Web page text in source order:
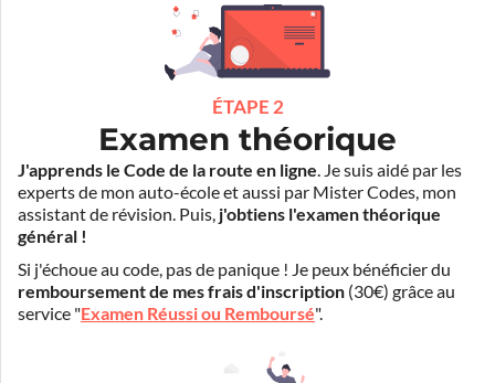
ÉTAPE 2
Examen théorique
J'apprends le Code de la route en ligne. Je suis aidé par les
experts de mon auto-école et aussi par Mister Codes, mon
assistant de révision. Puis, j'obtiens l'examen théorique
général !
Si j'échoue au code, pas de panique ! Je peux bénéficier du
remboursement de mes frais d'inscription (30€) grâce au
service "Examen Réussi ou Remboursé".